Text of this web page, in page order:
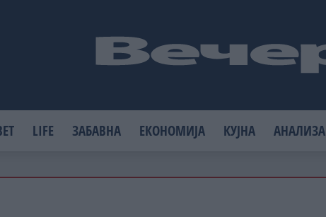
LIFE ЗАБАВНА ЕКОНОМИЈА КУЈНА АНАЛИЗА